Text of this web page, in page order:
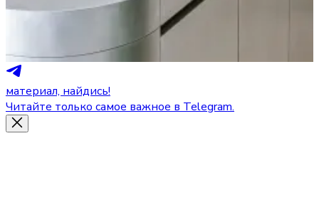
материал, найдись!
Читайте только самое важное в Telegram.